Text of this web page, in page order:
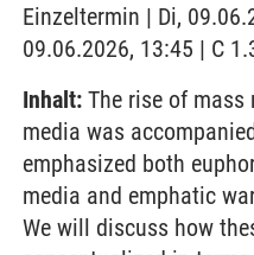
Einzeltermin | Di,
09.06.2026, 13:45 | C
Inhalt: The rise of
media was
emphasized both
media and emphatic
We will discuss how